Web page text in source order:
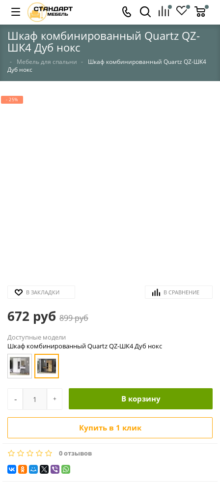
Шкаф комбинированный Quartz QZ-
ШК4 Дуб нокс
Мебель для спальни
Шкаф комбинированный Quartz QZ-ШК4
Дуб нокс
- 25%
В ЗАКЛАДКИ В СРАВНЕНИЕ
672 руб 899 руб
Доступные модели
Шкаф комбинированный Quartz QZ-ШК4 Дуб нокс
+
- В корзину
Купить в 1 клик
0 отзывов